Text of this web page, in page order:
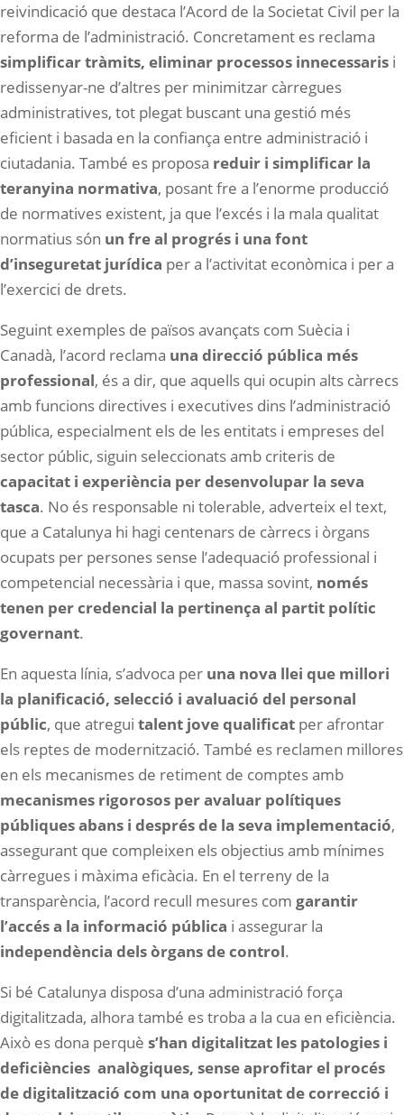
reivindicació que destaca l’Acord de la Societat Civil per la
reforma de l’administració. Concretament es reclama
simplificar tràmits, eliminar processos innecessaris i
redissenyar-ne d’altres per minimitzar càrregues
administratives, tot plegat buscant una gestió més
eficient i basada en la confiança entre administració i
ciutadania. També es proposa reduir i simplificar la
teranyina normativa, posant fre a l’enorme producció
de normatives existent, ja que l’excés i la mala qualitat
normatius són un fre al progrés i una font
d’inseguretat jurídica per a l’activitat econòmica i per a
l’exercici de drets.
Seguint exemples de països avançats com Suècia i
Canadà, l’acord reclama una direcció pública més
professional, és a dir, que aquells qui ocupin alts càrrecs
amb funcions directives i executives dins l’administració
pública, especialment els de les entitats i empreses del
sector públic, siguin seleccionats amb criteris de
capacitat i experiència per desenvolupar la seva
tasca. No és responsable ni tolerable, adverteix el text,
que a Catalunya hi hagi centenars de càrrecs i òrgans
ocupats per persones sense l’adequació professional i
competencial necessària i que, massa sovint, només
tenen per credencial la pertinença al partit polític
governant.
En aquesta línia, s’advoca per una nova llei que millori
la planificació, selecció i avaluació del personal
públic, que atregui talent jove qualificat per afrontar
els reptes de modernització. També es reclamen millores
en els mecanismes de retiment de comptes amb
mecanismes rigorosos per avaluar polítiques
públiques abans i després de la seva implementació,
assegurant que compleixen els objectius amb mínimes
càrregues i màxima eficàcia. En el terreny de la
transparència, l’acord recull mesures com garantir
l’accés a la informació pública i assegurar la
independència dels òrgans de control.
Si bé Catalunya disposa d’una administració força
digitalitzada, alhora també es troba a la cua en eficiència.
Això es dona perquè s’han digitalitzat les patologies i
deficiències analògiques, sense aprofitar el procés
de digitalització com una oportunitat de correcció i